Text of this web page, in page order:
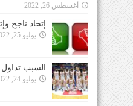
أغسطس 26, 2022
إتحاد ناجح
يوليو 25, 2022
السبب تداول
يوليو 24, 2022